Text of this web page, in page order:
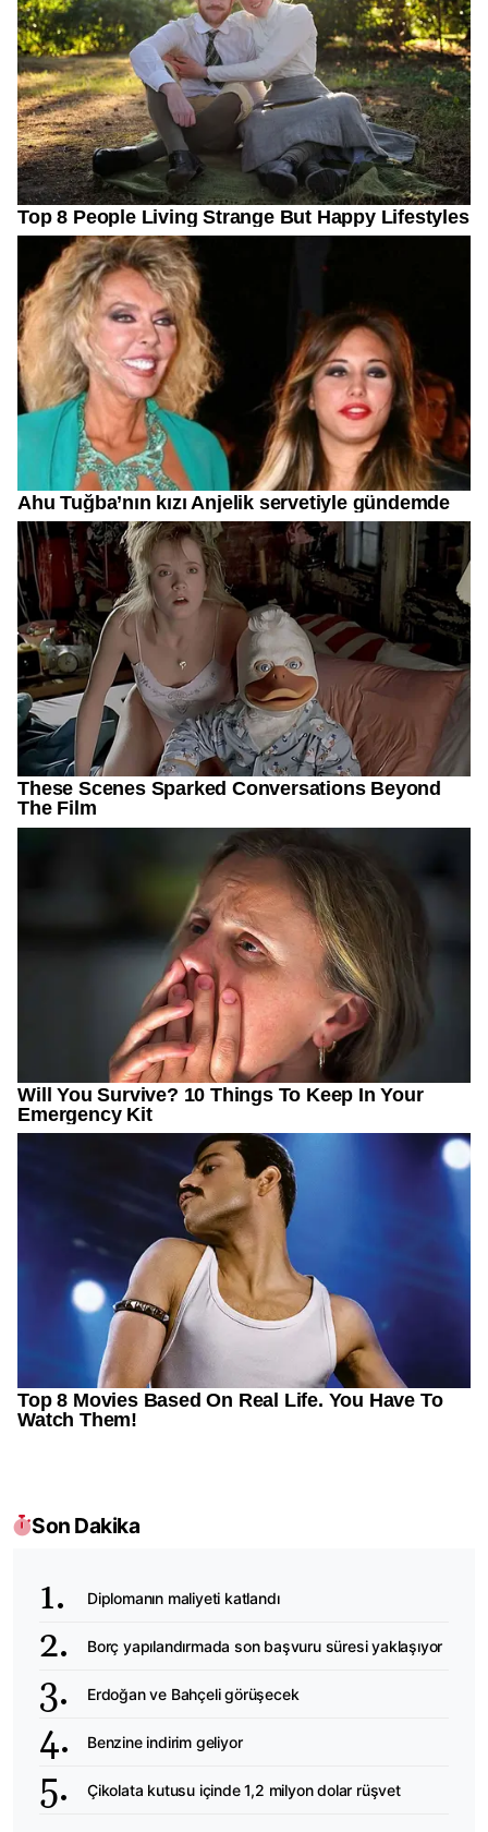
Son Dakika
Diplomanın maliyeti katlandı
Borç yapılandırmada son başvuru süresi yaklaşıyor
Erdoğan ve Bahçeli görüşecek
Benzine indirim geliyor
Çikolata kutusu içinde 1,2 milyon dolar rüşvet